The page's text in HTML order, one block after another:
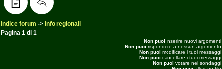
Indice forum -> Info regionali
Pagina 1 di 1
Non puoi inserire nuovi argomenti
Non puoi rispondere a nessun argomento
Non puoi modificare i tuoi messaggi
Non puoi cancellare i tuoi messaggi
Non puoi votare nei sondaggi